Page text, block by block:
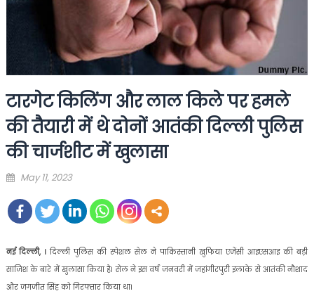
टारगेट किलिंग और लाल किले पर हमले
की तैयारी में थे दोनों आतंकी दिल्ली पुलिस
की चार्जशीट में खुलासा
Posted
May 11, 2023
नई दिल्ली, ।दिल्ली पुलिस की स्पेशल सेल ने पाकिस्तानी खुफिया एजेंसी आइएसआइ की बड़ी
साजिश के बारे में खुलासा किया है। सेल ने इस वर्ष जनवरी में जहांगीरपुरी इलाके से आतंकी नौशाद
और जगजीत सिंह को गिरफ्तार किया था।